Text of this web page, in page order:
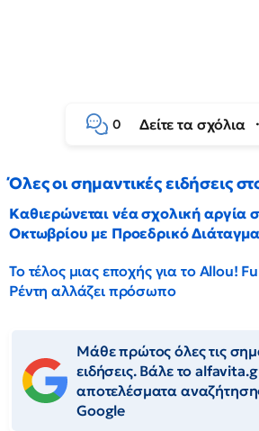
0 Δείτε τα σχόλια
Όλες οι σημαντικές ειδήσεις
Καθιερώνεται νέα σχολική αργία
Οκτωβρίου με Προεδρικό Διάταγμα
Το τέλος μιας εποχής για το Allou!
Ρέντη αλλάζει πρόσωπο
Μάθε πρώτος όλες τις
ειδήσεις. Βάλε το
αποτελέσματα
Google